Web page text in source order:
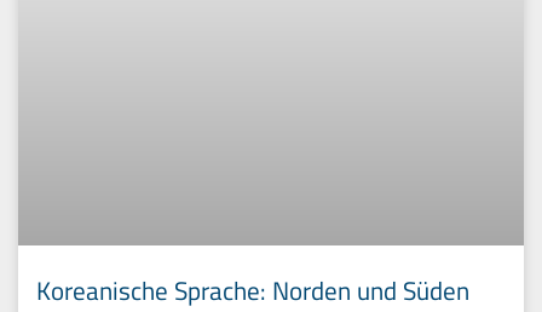
Koreanische Sprache: Norden und Süden